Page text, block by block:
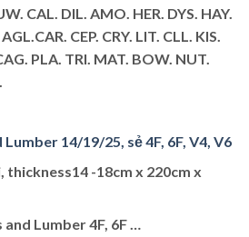
CAL. DIL. AMO. HER. DYS. HAY.
CEP. CRY. LIT. CLL. KIS.
PLA. TRI. MAT. BOW. NUT.
14/19/25, sẻ 4F, 6F, V4, V6
thickness14 -18cm x 220cm x
Lumber 4F, 6F …